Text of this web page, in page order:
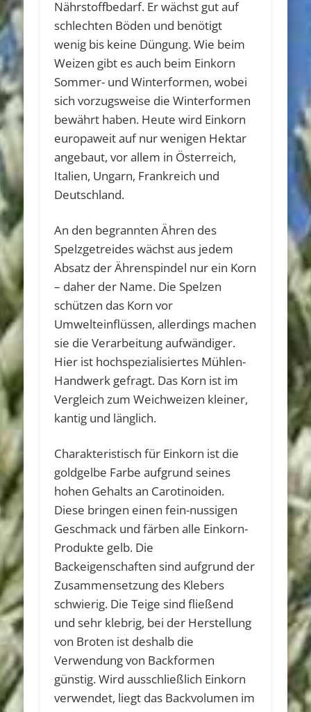
Nährstoffbedarf. Er wächst gut auf
schlechten Böden und benötigt
wenig bis keine Düngung. Wie beim
Weizen gibt es auch beim Einkorn
Sommer- und Winterformen, wobei
sich vorzugsweise die Winterformen
bewährt haben. Heute wird Einkorn
europaweit auf nur wenigen Hektar
angebaut, vor allem in Österreich,
Italien, Ungarn, Frankreich und
Deutschland.
An den begrannten Ähren des
Spelzgetreides wächst aus jedem
Absatz der Ährenspindel nur ein Korn
– daher der Name. Die Spelzen
schützen das Korn vor
Umwelteinflüssen, allerdings machen
sie die Verarbeitung aufwändiger.
Hier ist hochspezialisiertes Mühlen-
Handwerk gefragt. Das Korn ist im
Vergleich zum Weichweizen kleiner,
kantig und länglich.
Charakteristisch für Einkorn ist die
goldgelbe Farbe aufgrund seines
hohen Gehalts an Carotinoiden.
Diese bringen einen fein-nussigen
Geschmack und färben alle Einkorn-
Produkte gelb. Die
Backeigenschaften sind aufgrund der
Zusammensetzung des Klebers
schwierig. Die Teige sind fließend
und sehr klebrig, bei der Herstellung
von Broten ist deshalb die
Verwendung von Backformen
günstig. Wird ausschließlich Einkorn
verwendet, liegt das Backvolumen im